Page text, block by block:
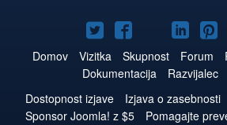
Joomla!
na
Twitter
Joomla!
na
Facebook
Joomla!
na
YouTube
na
Domov Vizitka Skupnost Forum
Dokumentacija
Razvijalec
Dostopnost izjave
Izjava o zasebnosti
Sponsor Joomla! z $5
Pomagajte